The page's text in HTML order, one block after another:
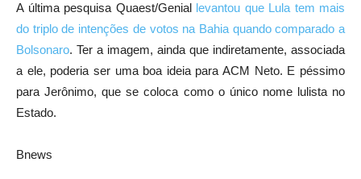
A última pesquisa Quaest/Genial levantou que Lula tem mais
do triplo de intenções de votos na Bahia quando comparado a
Bolsonaro. Ter a imagem, ainda que indiretamente, associada
a ele, poderia ser uma boa ideia para ACM Neto. E péssimo
para Jerônimo, que se coloca como o único nome lulista no
Estado.
Bnews